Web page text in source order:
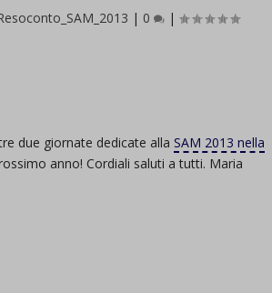
| 0 |
due giornate dedicate allaSAM 2013 nella
anno! Cordiali saluti a tutti. Maria